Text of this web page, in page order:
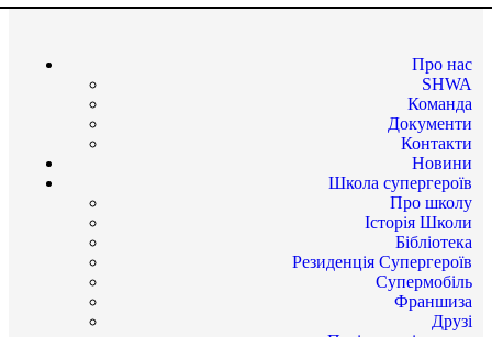
Про нас
SHWA
Команда
Документи
Контакти
Новини
Школа супергероїв
Про школу
Історія Школи
Бібліотека
Резиденція Супергероїв
Супермобіль
Франшиза
Друзі